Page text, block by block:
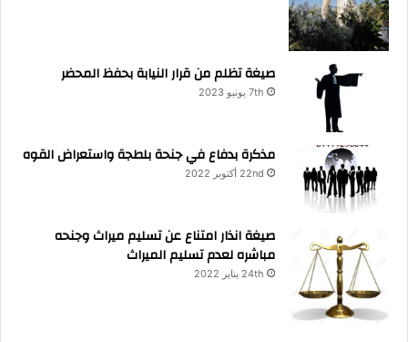
صيغة تظلم من قرار النيابة بحفظ المحضر
7th يونيو 2023
مذكرة بدفاع في جنحة بلطجة واستعراض القوه
22nd أكتوبر 2022
صيغة انذار امتناع عن تسليم ميراث وجنحه
مباشره لعدم تسليم الميراث
24th يناير 2022